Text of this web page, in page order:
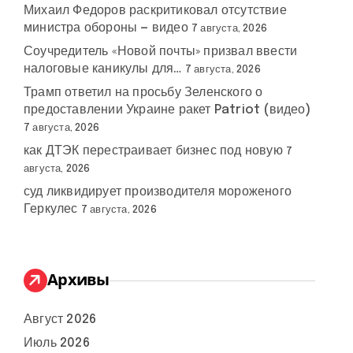
Михаил Федоров раскритиковал отсутствие
министра обороны — видео 7 августа, 2026
Соучредитель «Новой почты» призвал ввести
налоговые каникулы для… 7 августа, 2026
Трамп ответил на просьбу Зеленского о
предоставлении Украине ракет Patriot (видео)
7 августа, 2026
как ДТЭК перестраивает бизнес под новую 7
августа, 2026
суд ликвидирует производителя мороженого
Геркулес 7 августа, 2026
Архивы
Август 2026
Июль 2026